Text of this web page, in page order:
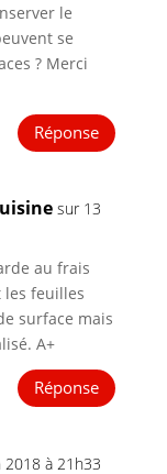
le
se
? Merci
Réponse
sur 13
au frais
les feuilles
surface mais
A+
Réponse
à 21h33